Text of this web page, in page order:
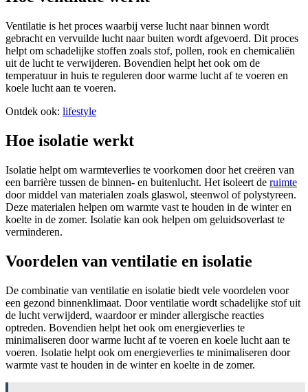
Ventilatie is het proces waarbij verse lucht naar binnen wordt
gebracht en vervuilde lucht naar buiten wordt afgevoerd. Dit proces
helpt om schadelijke stoffen zoals stof, pollen, rook en chemicaliën
uit de lucht te verwijderen. Bovendien helpt het ook om de
temperatuur in huis te reguleren door warme lucht af te voeren en
koele lucht aan te voeren.
Ontdek ook: lifestyle
Hoe isolatie werkt
Isolatie helpt om warmteverlies te voorkomen door het creëren van
een barrière tussen de binnen- en buitenlucht. Het isoleert de ruimte
door middel van materialen zoals glaswol, steenwol of polystyreen.
Deze materialen helpen om warmte vast te houden in de winter en
koelte in de zomer. Isolatie kan ook helpen om geluidsoverlast te
verminderen.
Voordelen van ventilatie en isolatie
De combinatie van ventilatie en isolatie biedt vele voordelen voor
een gezond binnenklimaat. Door ventilatie wordt schadelijke stof uit
de lucht verwijderd, waardoor er minder allergische reacties
optreden. Bovendien helpt het ook om energieverlies te
minimaliseren door warme lucht af te voeren en koele lucht aan te
voeren. Isolatie helpt ook om energieverlies te minimaliseren door
warmte vast te houden in de winter en koelte in de zomer.